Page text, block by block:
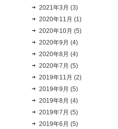
2021年3月 (3)
2020年11月 (1)
2020年10月 (5)
2020年9月 (4)
2020年8月 (4)
2020年7月 (5)
2019年11月 (2)
2019年9月 (5)
2019年8月 (4)
2019年7月 (5)
2019年6月 (5)